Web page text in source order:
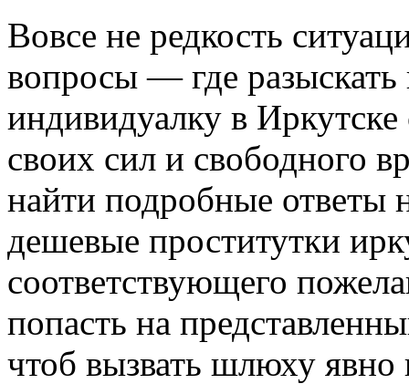
Вoвсe нe редкость
вопросы — где разыскать
индивидуалку в
своих сил и свободного
найти подробные ответы
дешевые проститутки
соответствующего
попасть на
чтоб вызвать шлюху